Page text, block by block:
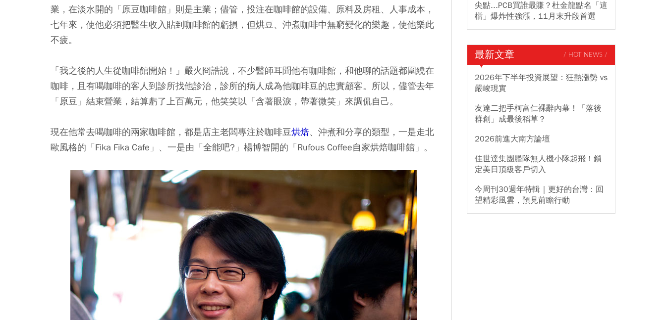
業，在淡水開的「原豆咖啡館」則是主業；儘管，投注在咖啡館的設備、原料及房租、人事成本，
七年來，使他必須把醫生收入貼到咖啡館的虧損，但烘豆、沖煮咖啡中無窮變化的樂趣，使他樂此
不疲。
「我之後的人生從咖啡館開始！」嚴火冏誥說，不少醫師耳聞他有咖啡館，和他聊的話題都圍繞在
咖啡，且有喝咖啡的客人到診所找他診治，診所的病人成為他咖啡豆的忠實顧客。所以，儘管去年
「原豆」結束營業，結算虧了上百萬元，他笑笑以「含著眼淚，帶著微笑」來調侃自己。
現在他常去喝咖啡的兩家咖啡館，都是店主老闆專注於咖啡豆烘焙、沖煮和分享的類型，一是走北
歐風格的「Fika Fika Cafe」、一是由「全能吧?」楊博智開的「Rufous Coffee自家烘焙咖啡館」。
尖點...PCB買誰最賺？杜金龍點名「這
檔」爆炸性強漲，11月末升段首選
最新文章 / HOT NEWS /
2026年下半年投資展望：狂熱漲勢 vs
嚴峻現實
友達二把手柯富仁裸辭內幕！「落後
群創」成最後稻草？
2026前進大南方論壇
佳世達集團艦隊無人機小隊起飛！鎖
定美日頂級客戶切入
今周刊30週年特輯｜更好的台灣：回
望精彩風雲，預見前瞻行動